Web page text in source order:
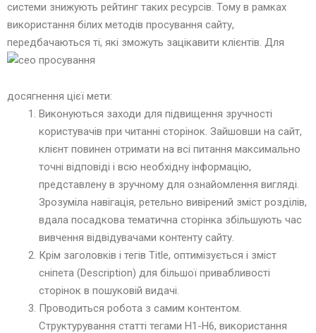
системи знижують рейтинг таких ресурсів. Тому в рамках
використання білих методів просування сайту,
передбачаються ті, які зможуть зацікавити клієнтів. Для
досягнення цієї мети:
Виконуються заходи для підвищення зручності
користувачів при читанні сторінок. Зайшовши на сайт,
клієнт повинен отримати на всі питання максимально
точні відповіді і всю необхідну інформацію,
представлену в зручному для ознайомлення вигляді.
Зрозуміла навігація, ретельно вивірений зміст розділів,
вдала посадкова тематична сторінка збільшують час
вивчення відвідувачами контенту сайту.
Крім заголовків і тегів Title, оптимізується і зміст
сніпета (Description) для більшої привабливості
сторінок в пошуковій видачі.
Проводиться робота з самим контентом.
Структурування статті тегами Н1-Н6, використання